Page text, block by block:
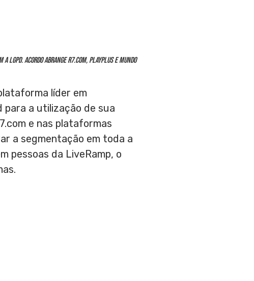
Acordo abrange R7.com, PlayPlus e Mundo
líder em
para a utilização de sua
e nas plataformas
a segmentação em toda a
pessoas da LiveRamp, o